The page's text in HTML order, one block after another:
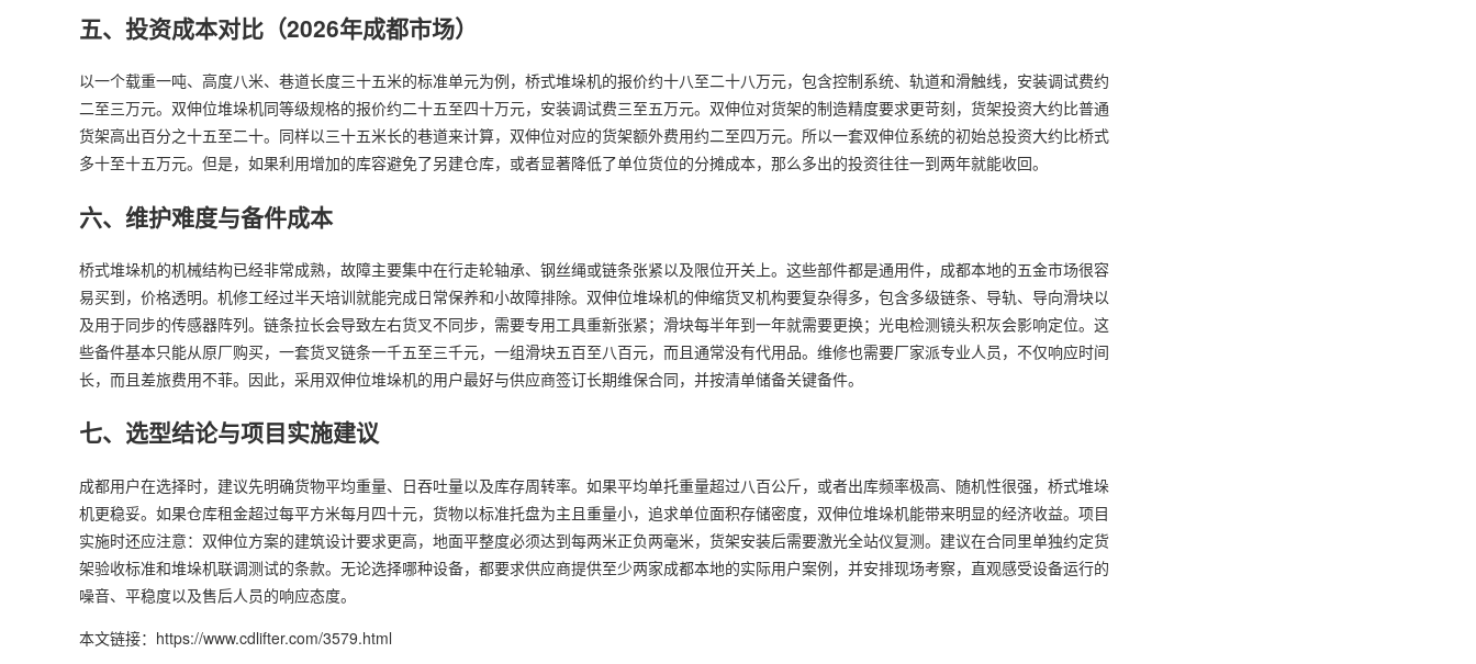
五、投资成本对比（2026年成都市场）
以一个载重一吨、高度八米、巷道长度三十五米的标准单元为例，桥式堆垛机的报价约十八至二十八万元，包含控制系统、轨道和滑触线，安装调试费约
二至三万元。双伸位堆垛机同等级规格的报价约二十五至四十万元，安装调试费三至五万元。双伸位对货架的制造精度要求更苛刻，货架投资大约比普通
货架高出百分之十五至二十。同样以三十五米长的巷道来计算，双伸位对应的货架额外费用约二至四万元。所以一套双伸位系统的初始总投资大约比桥式
多十至十五万元。但是，如果利用增加的库容避免了另建仓库，或者显著降低了单位货位的分摊成本，那么多出的投资往往一到两年就能收回。
六、维护难度与备件成本
桥式堆垛机的机械结构已经非常成熟，故障主要集中在行走轮轴承、钢丝绳或链条张紧以及限位开关上。这些部件都是通用件，成都本地的五金市场很容
易买到，价格透明。机修工经过半天培训就能完成日常保养和小故障排除。双伸位堆垛机的伸缩货叉机构要复杂得多，包含多级链条、导轨、导向滑块以
及用于同步的传感器阵列。链条拉长会导致左右货叉不同步，需要专用工具重新张紧；滑块每半年到一年就需要更换；光电检测镜头积灰会影响定位。这
些备件基本只能从原厂购买，一套货叉链条一千五至三千元，一组滑块五百至八百元，而且通常没有代用品。维修也需要厂家派专业人员，不仅响应时间
长，而且差旅费用不菲。因此，采用双伸位堆垛机的用户最好与供应商签订长期维保合同，并按清单储备关键备件。
七、选型结论与项目实施建议
成都用户在选择时，建议先明确货物平均重量、日吞吐量以及库存周转率。如果平均单托重量超过八百公斤，或者出库频率极高、随机性很强，桥式堆垛
机更稳妥。如果仓库租金超过每平方米每月四十元，货物以标准托盘为主且重量小，追求单位面积存储密度，双伸位堆垛机能带来明显的经济收益。项目
实施时还应注意：双伸位方案的建筑设计要求更高，地面平整度必须达到每两米正负两毫米，货架安装后需要激光全站仪复测。建议在合同里单独约定货
架验收标准和堆垛机联调测试的条款。无论选择哪种设备，都要求供应商提供至少两家成都本地的实际用户案例，并安排现场考察，直观感受设备运行的
噪音、平稳度以及售后人员的响应态度。
本文链接：https://www.cdlifter.com/3579.html